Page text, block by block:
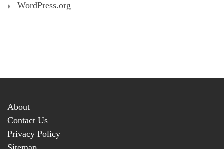
WordPress.org
About
Contact Us
Privacy Policy